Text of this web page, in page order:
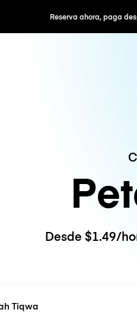
Reserva ahora, paga después
Desde $1.49/